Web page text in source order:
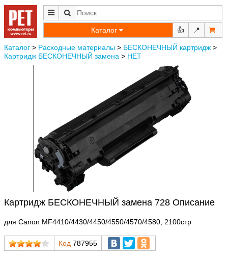
Каталог 👍 📍
Каталог > Расходные материалы > БЕСКОНЕЧНЫЙ картридж >
Картридж БЕСКОНЕЧНЫЙ замена > НЕТ
Картридж БЕСКОНЕЧНЫЙ замена 728 Описание
для Canon MF4410/4430/4450/4550/4570/4580, 2100стр
Код 787955